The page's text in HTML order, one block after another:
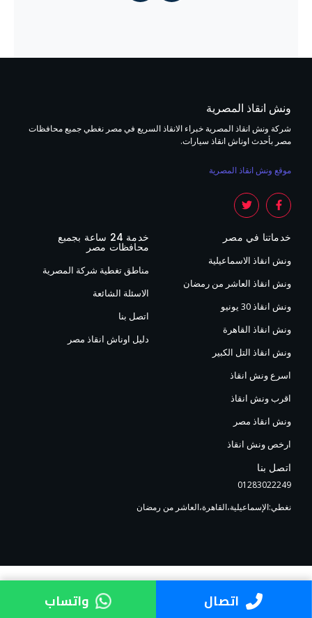
ونش انقاذ المصرية
شركة ونش انقاذ المصرية خبراء الانقاذ السريع في مصر نغطي جميع محافظات
مصر بأحدث اوناش انقاذ سيارات.
موقع ونش انقاذ المصرية
خدماتنا في مصر
ونش انقاذ الاسماعيلية
ونش انقاذ العاشر من رمضان
ونش انقاذ 30 يونيو
ونش انقاذ القاهرة
ونش انقاذ التل الكبير
اسرع ونش انقاذ
اقرب ونش انقاذ
ونش انقاذ مصر
ارخص ونش انقاذ
خدمة 24 ساعة بجمبع
محافظات مصر
مناطق تغطية شركة المصرية
الاسئلة الشائعة
اتصل بنا
دليل اوناش انقاذ مصر
اتصل بنا
01283022249
نغطي:الإسماعيلية،القاهرة،العاشر من رمضان
اتصال واتساب